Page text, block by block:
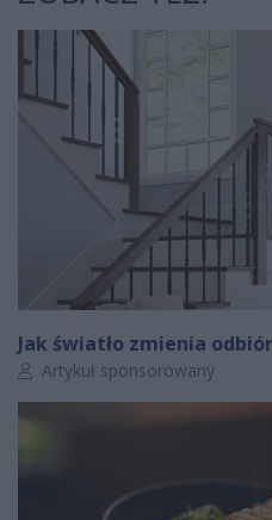
Jak światło zmienia
Autor artykułu:
Artykuł sponsorowany